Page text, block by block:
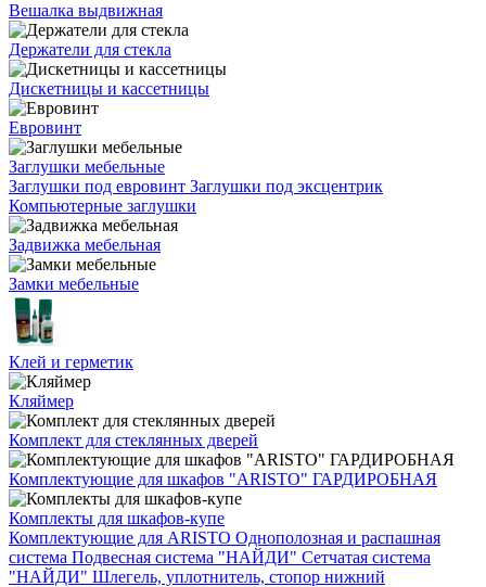
Вешалка выдвижная
Держатели для стекла
Дискетницы и кассетницы
Евровинт
Заглушки мебельные
Заглушки под евровинт Заглушки под эксцентрик
Компьютерные заглушки
Задвижка мебельная
Замки мебельные
Клей и герметик
Кляймер
Комплект для стеклянных дверей
Комплектующие для шкафов "ARISTO" ГАРДИРОБНАЯ
Комплекты для шкафов-купе
Комплектующие для ARISTO Однополозная и распашная
система Подвесная система "НАЙДИ" Сетчатая система
"НАЙДИ" Шлегель, уплотнитель, стопор нижний